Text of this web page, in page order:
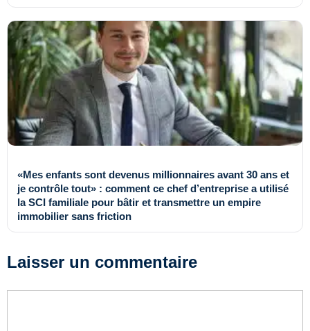
«Mes enfants sont devenus millionnaires avant 30 ans et
je contrôle tout» : comment ce chef d’entreprise a utilisé
la SCI familiale pour bâtir et transmettre un empire
immobilier sans friction
Laisser un commentaire